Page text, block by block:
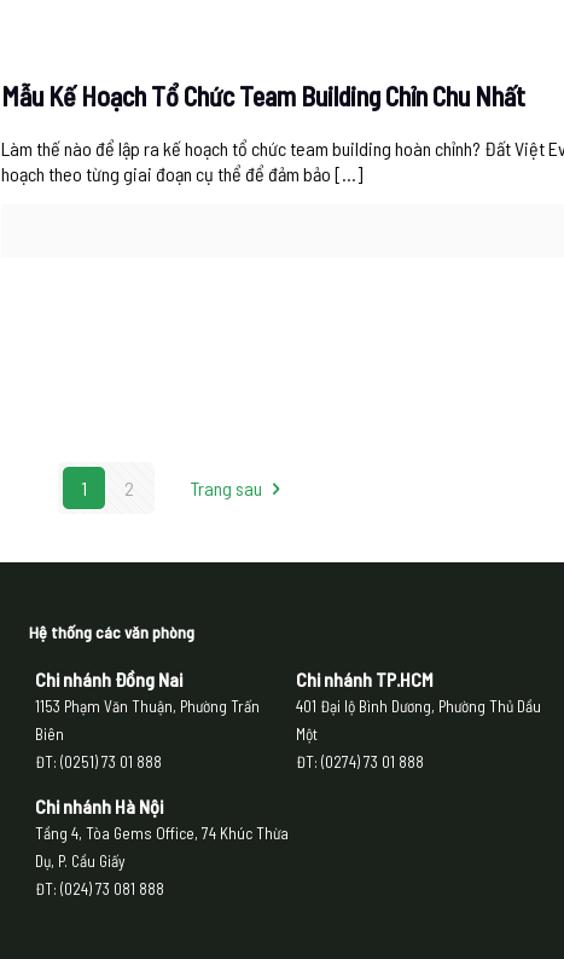
Mẫu Kế Hoạch Tổ Chức Team Building Chỉn Chu Nhất
Làm thế nào để lập ra kế hoạch tổ chức team building hoàn chỉnh? Đất Việt
hoạch theo từng giai đoạn cụ thể để đảm bảo […]
1 2 Trang sau
Hệ thống các văn phòng
Chi nhánh Đồng Nai
1153 Phạm Văn Thuận, Phường Trấn
Biên
ĐT: (0251) 73 01 888
Chi nhánh Hà Nội
Tầng 4, Tòa Gems Office, 74 Khúc Thừa
Dụ, P. Cầu Giấy
ĐT: (024) 73 081 888
Chi nhánh TP.HCM
401 Đại lộ Bình Dương, Phường Thủ Dầu
Một
ĐT: (0274) 73 01 888